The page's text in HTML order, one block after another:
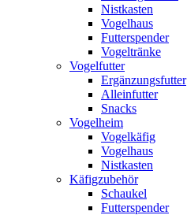
Nistkasten
Vogelhaus
Futterspender
Vogeltränke
Vogelfutter
Ergänzungsfutter
Alleinfutter
Snacks
Vogelheim
Vogelkäfig
Vogelhaus
Nistkasten
Käfigzubehör
Schaukel
Futterspender